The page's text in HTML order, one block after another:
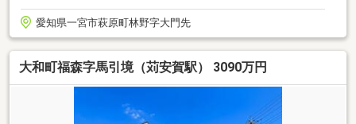
愛知県一宮市萩原町林野字大門先
大和町福森字馬引境（苅安賀駅） 3090万円